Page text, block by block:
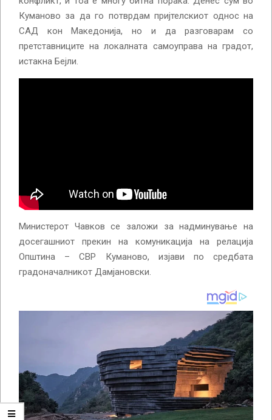
Куманово за да го потврдам пријтелскиот однос на
САД кон Македонија, но и да разговарам со
претставниците на локалната самоуправа на градот,
истакна Бејли.
Министерот Чавков се заложи за надминување на
досегашниот прекин на комуникација на релација
Општина – СВР Куманово, изјави по средбата
градоначалникот Дамјановски.